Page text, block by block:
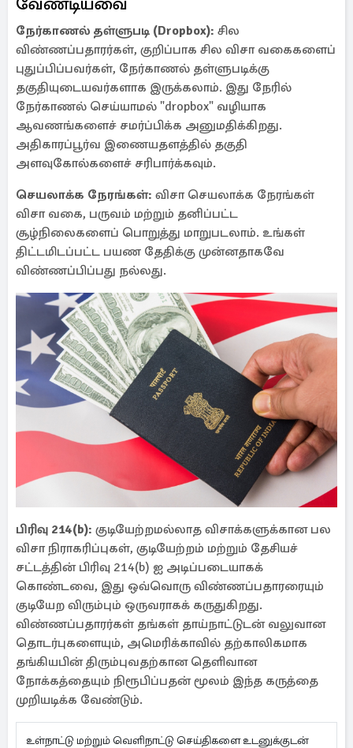
நேர்காணல் தள்ளுபடி (Dropbox): சில
விண்ணப்பதாரர்கள், குறிப்பாக சில விசா வகைகளைப்
புதுப்பிப்பவர்கள், நேர்காணல் தள்ளுபடிக்கு
தகுதியுடையவர்களாக இருக்கலாம். இது நேரில்
நேர்காணல் செய்யாமல் "dropbox" வழியாக
ஆவணங்களைச் சமர்ப்பிக்க அனுமதிக்கிறது.
அதிகாரப்பூர்வ இணையதளத்தில் தகுதி
அளவுகோல்களைச் சரிபார்க்கவும்.
செயலாக்க நேரங்கள்: விசா செயலாக்க நேரங்கள்
விசா வகை, பருவம் மற்றும் தனிப்பட்ட
சூழ்நிலைகளைப் பொறுத்து மாறுபடலாம். உங்கள்
திட்டமிடப்பட்ட பயண தேதிக்கு முன்னதாகவே
விண்ணப்பிப்பது நல்லது.
பிரிவு 214(b): குடியேற்றமல்லாத விசாக்களுக்கான பல
விசா நிராகரிப்புகள், குடியேற்றம் மற்றும் தேசியச்
சட்டத்தின் பிரிவு 214(b) ஐ அடிப்படையாகக்
கொண்டவை, இது ஒவ்வொரு விண்ணப்பதாரரையும்
குடியேற விரும்பும் ஒருவராகக் கருதுகிறது.
விண்ணப்பதாரர்கள் தங்கள் தாய்நாட்டுடன் வலுவான
தொடர்புகளையும், அமெரிக்காவில் தற்காலிகமாக
தங்கியபின் திரும்புவதற்கான தெளிவான
நோக்கத்தையும் நிரூபிப்பதன் மூலம் இந்த கருத்தை
முறியடிக்க வேண்டும்.
உள்நாட்டு மற்றும் வெளிநாட்டு செய்திகளை உடனுக்குடன்